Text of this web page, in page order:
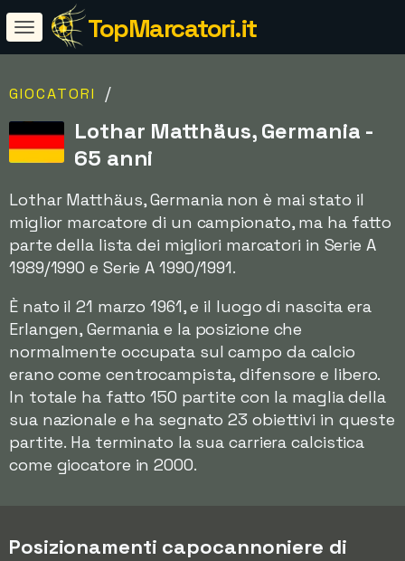
TopMarcatori.it
GIOCATORI /
Lothar Matthäus, Germania -
65 anni
Lothar Matthäus, Germania non è mai stato il
miglior marcatore di un campionato, ma ha fatto
parte della lista dei migliori marcatori in Serie A
1989/1990 e Serie A 1990/1991.
È nato il 21 marzo 1961, e il luogo di nascita era
Erlangen, Germania e la posizione che
normalmente occupata sul campo da calcio
erano come centrocampista, difensore e libero.
In totale ha fatto 150 partite con la maglia della
sua nazionale e ha segnato 23 obiettivi in queste
partite. Ha terminato la sua carriera calcistica
come giocatore in 2000.
Posizionamenti capocannoniere di